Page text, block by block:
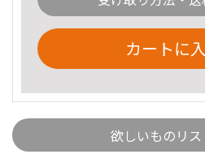
カートに
欲しいものリ